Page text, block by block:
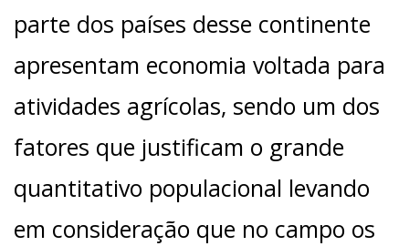
parte dos países desse continente
apresentam economia voltada para
atividades agrícolas, sendo um dos
fatores que justificam o grande
quantitativo populacional levando
em consideração que no campo os